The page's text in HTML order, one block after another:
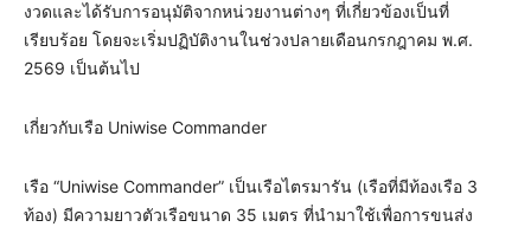
งวดและได้รับการอนุมัติจากหน่วยงานต่างๆ ที่เกี่ยวข้องเป็นที่
เรียบร้อย โดยจะเริ่มปฏิบัติงานในช่วงปลายเดือนกรกฎาคม พ.ศ.
2569 เป็นต้นไป
เกี่ยวกับเรือ Uniwise Commander
เรือ “Uniwise Commander” เป็นเรือไตรมารัน (เรือที่มีท้องเรือ 3
ท้อง) มีความยาวตัวเรือขนาด 35 เมตร ที่นำมาใช้เพื่อการขนส่ง